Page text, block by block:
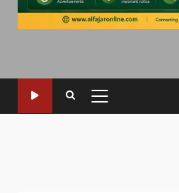
PRIMARY
MENU